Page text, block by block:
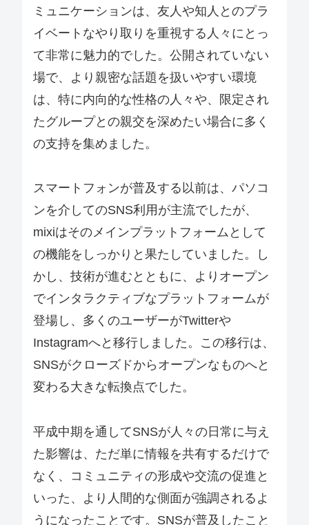
ミュニケーションは、友人や知人とのプラ
イベートなやり取りを重視する人々にとっ
て非常に魅力的でした。公開されていない
場で、より親密な話題を扱いやすい環境
は、特に内向的な性格の人々や、限定され
たグループとの親交を深めたい場合に多く
の支持を集めました。
スマートフォンが普及する以前は、パソコ
ンを介してのSNS利用が主流でしたが、
mixiはそのメインプラットフォームとして
の機能をしっかりと果たしていました。し
かし、技術が進むとともに、よりオープン
でインタラクティブなプラットフォームが
登場し、多くのユーザーがTwitterや
Instagramへと移行しました。この移行は、
SNSがクローズドからオープンなものへと
変わる大きな転換点でした。
平成中期を通してSNSが人々の日常に与え
た影響は、ただ単に情報を共有するだけで
なく、コミュニティの形成や交流の促進と
いった、より人間的な側面が強調されるよ
うになったことです。SNSが普及したこと